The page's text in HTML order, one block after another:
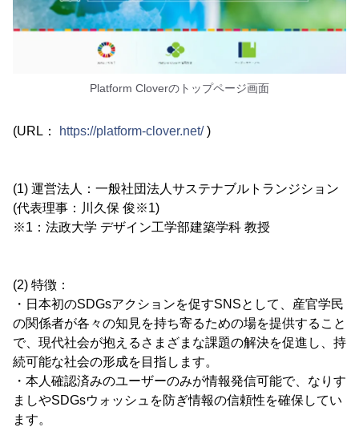
Platform Cloverのトップページ画面
(URL： https://platform-clover.net/)
(1) 運営法人：一般社団法人サステナブルトランジション
(代表理事：川久保 俊※1)
※1：法政大学 デザイン工学部建築学科 教授
(2) 特徴：
・日本初のSDGsアクションを促すSNSとして、産官学民
の関係者が各々の知見を持ち寄るための場を提供すること
で、現代社会が抱えるさまざまな課題の解決を促進し、持
続可能な社会の形成を目指します。
・本人確認済みのユーザーのみが情報発信可能で、なりす
ましやSDGsウォッシュを防ぎ情報の信頼性を確保してい
ます。